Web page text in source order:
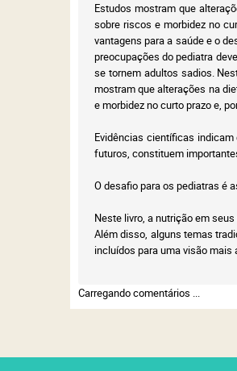
Estudos mostram que
sobre riscos e morbidez no
vantagens para a saúde e o
preocupações do pediatra
se tornem adultos sadios.
mostram que alterações na
e morbidez no curto prazo e,
Evidências científicas
futuros, constituem
O desafio para os pediatras é
Neste livro, a nutrição em
Além disso, alguns temas
incluídos para uma visão mais
Carregando comentários ...